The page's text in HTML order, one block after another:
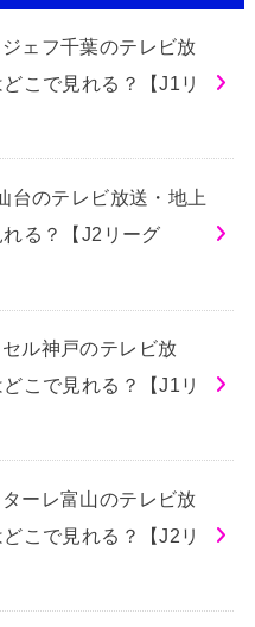
ェフ千葉のテレビ放
こで見れる？【J1リ
台のテレビ放送・地上
る？【J2リーグ
ル神戸のテレビ放
こで見れる？【J1リ
ーレ富山のテレビ放
こで見れる？【J2リ